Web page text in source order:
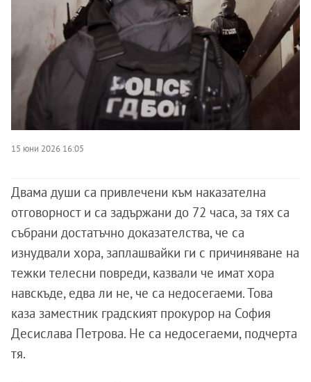
15 юни 2026 16:05
Двама души са привлечени към наказателна
отговорност и са задържани до 72 часа, за тях са
събрани достатъчно доказателства, че са
изнудвали хора, заплашвайки ги с причиняване на
тежки телесни повреди, казвали че имат хора
навскъде, едва ли не, че са недосегаеми. Това
каза заместник градският прокурор на София
Десислава Петрова. Не са недосегаеми, подчерта
тя.